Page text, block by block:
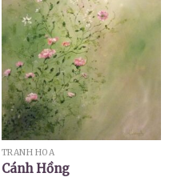
TRANH HOA
Cánh Hồng